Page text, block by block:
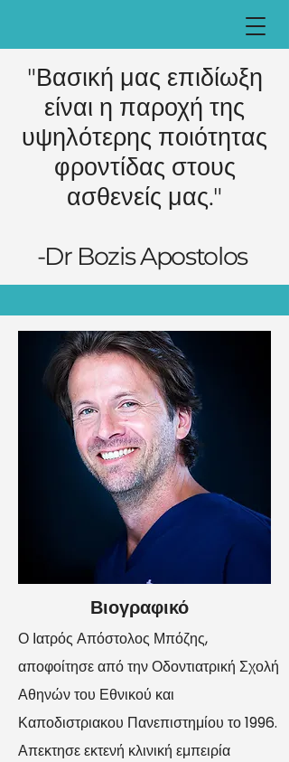
"Βασική μας επιδίωξη
είναι η παροχή της
υψηλότερης ποιότητας
φροντίδας στους
ασθενείς μας."
-Dr Bozis Apostolos
Βιογραφικό
Ο Ιατρός Απόστολος Μπόζης,
αποφοίτησε από την Οδοντιατρική Σχολή
Αθηνών του Εθνικού και
Καποδιστριακου Πανεπιστημίου το 1996.
Απεκτησε εκτενή κλινική εμπειρία